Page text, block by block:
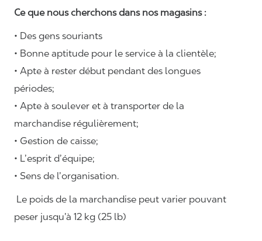
Ce que nous cherchons dans nos magasins :
• Des gens souriants
• Bonne aptitude pour le service à la clientèle;
• Apte à rester début pendant des longues
périodes;
• Apte à soulever et à transporter de la
marchandise régulièrement;
• Gestion de caisse;
• L’esprit d’équipe;
• Sens de l’organisation.
Le poids de la marchandise peut varier pouvant
peser jusqu’à 12 kg (25 lb)